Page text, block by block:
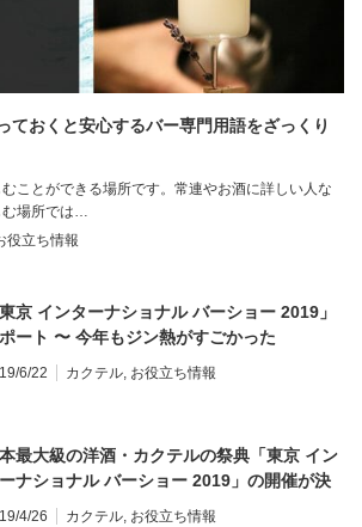
ておくと安心するバー専門用語をざっくり
ことができる場所です。常連やお酒に詳しい人な
む場所では…
役立ち情報
東京 インターナショナル バーショー 2019」
ート 〜 今年もジン熱がすごかった
6/22 カクテル, お役立ち情報
最大級の洋酒・カクテルの祭典「東京 イン
ナショナル バーショー 2019」の開催が決
！5/11-5/12の二日間
4/26 カクテル, お役立ち情報